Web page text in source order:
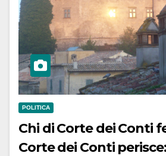
POLITICA
Chi di Corte dei Conti
Corte dei Conti